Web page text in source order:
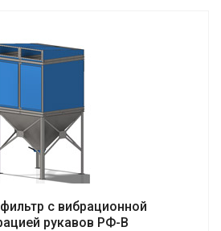
с вибрационной
рукавов РФ-В